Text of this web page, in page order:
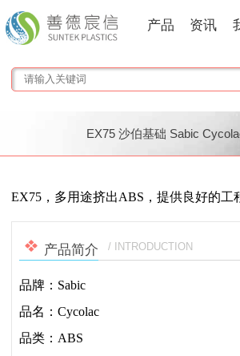
产品 资讯
EX75 沙伯基础 Sabic
EX75，多用途挤出ABS，提供良好的工
产品简介 / INTRODUCTION
品牌：Sabic
品名：Cycolac
品类：ABS